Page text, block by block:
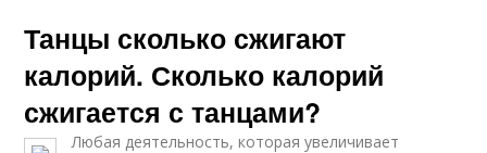
Танцы сколько сжигают
калорий. Сколько калорий
сжигается с танцами?
Любая деятельность, которая увеличивает